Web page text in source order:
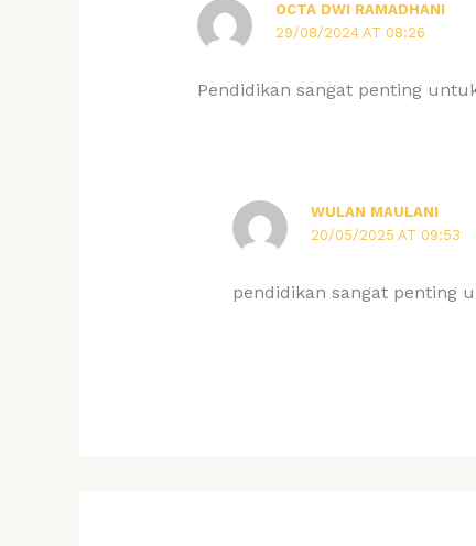
OCTA DWI RAMADHANI
29/08/2024 AT 08:26
Pendidikan sangat penting
WULAN MAULANI
20/05/2025 AT 09:53
pendidikan sangat penting